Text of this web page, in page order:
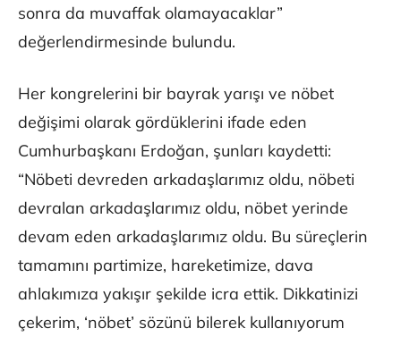
sonra da muvaffak olamayacaklar”
değerlendirmesinde bulundu.
Her kongrelerini bir bayrak yarışı ve nöbet
değişimi olarak gördüklerini ifade eden
Cumhurbaşkanı Erdoğan, şunları kaydetti:
“Nöbeti devreden arkadaşlarımız oldu, nöbeti
devralan arkadaşlarımız oldu, nöbet yerinde
devam eden arkadaşlarımız oldu. Bu süreçlerin
tamamını partimize, hareketimize, dava
ahlakımıza yakışır şekilde icra ettik. Dikkatinizi
çekerim, ‘nöbet’ sözünü bilerek kullanıyorum